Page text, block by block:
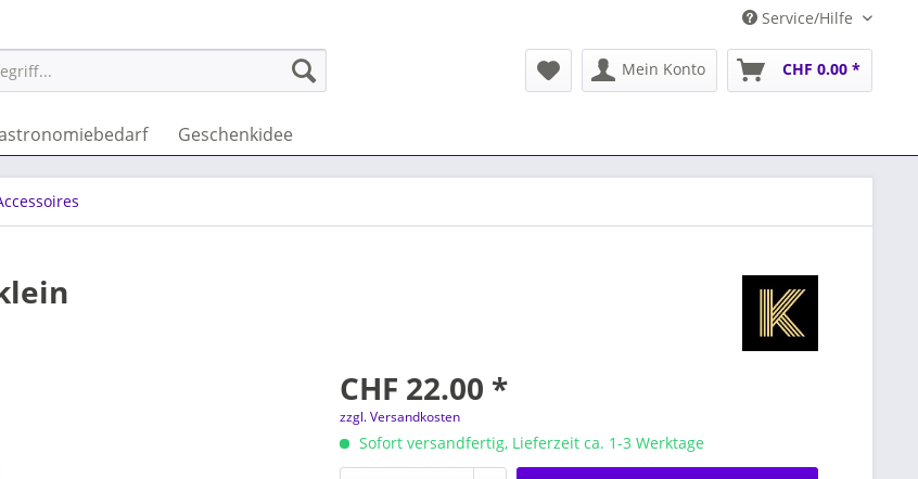
Service/Hilfe
Mein Konto CHF 0.00 *
Geschenkidee
CHF 22.00 *
zzgl. Versandkosten
Sofort versandfertig, Lieferzeit ca. 1-3 Werktage